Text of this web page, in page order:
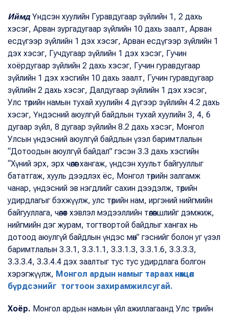
ИймдҮндсэн хуулийн Гуравдугаар зүйлийн 1, 2 дахь
хэсэг, Арван зургадугаар зүйлийн 10 дахь заалт, Арван
есдүгээр зүйлийн 1 дэх хэсэг, Арван есдүгээр зүйлийн 1
дэх хэсэг, Гучдугаар зүйлийн 1 дэх хэсэг, Гучин
хоёрдугаар зүйлийн 2 дахь хэсэг, Гучин гуравдугаар
зүйлийн 1 дэх хэсгийн 10 дахь заалт, Гучин гуравдугаар
зүйлийн 2 дахь хэсэг, Далдугаар зүйлийн 1 дэх хэсэг,
Улс төрийн намын тухай хуулийн 4 дүгээр зүйлийн 4.2 дахь
хэсэг, Үндэсний аюулгүй байдлын тухай хуулийн 3, 4, 6
дугаар зүйл, 8 дугаар зүйлийн 8.2 дахь хэсэг, Монгол
Улсын үндэсний аюулгүй байдлын үзэл баримтлалын
“Дотоодын аюулгүй байдал” гэсэн 3.3 дахь хэсгийн
“Хүний эрх, эрх чөлөөг хангаж, үндсэн хуульт байгууллыг
бататгаж, хууль дээдлэх ёс, Монгол төрийн залгамж
чанар, үндэсний эв нэгдлийг сахин дээдэлж, төрийн
удирдлагыг бэхжүүлж, улс төрийн нам, иргэний нийгмийн
байгууллага, чөлөөт хэвлэл мэдээллийн төлөвшлийг дэмжиж,
нийгмийн дэг журам, тогтвортой байдлыг хангах нь
дотоод аюулгүй байдлын үндэс мөн” гэснийг болон уг үзэл
баримтлалын 3.3.1, 3.3.1.1, 3.3.1.3, 3.3.1.6, 3.3.3.3,
3.3.3.4, 3.3.4.4 дэх заалтыг тус тус удирдлага болгон
хэрэгжүүлж, Монгол ардын намыг тараах нөхцөл
бүрдсэнийг тогтоон захирамжилсугай.
Хоёр. Монгол ардын намын үйл ажиллагаанд Улс төрийн